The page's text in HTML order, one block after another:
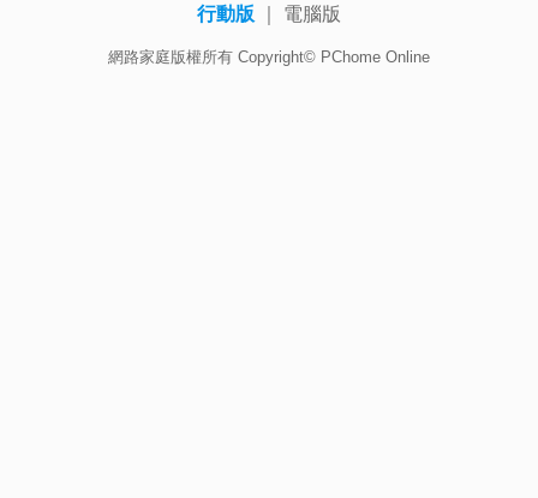
行動版 電腦版
網路家庭版權所有 Copyright© PChome Online